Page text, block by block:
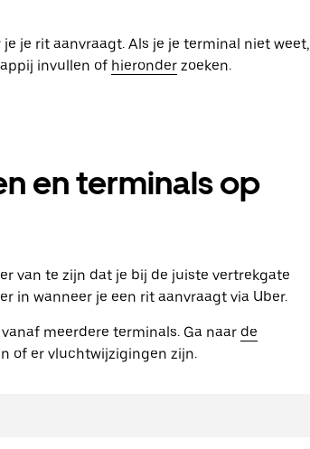
je rit aanvraagt. Als je je terminal niet weet,
invullen of hieronder zoeken.
en terminals op
van te zijn dat je bij de juiste vertrekgate
in wanneer je een rit aanvraagt via Uber.
meerdere terminals. Ga naar de
of er vluchtwijzigingen zijn.